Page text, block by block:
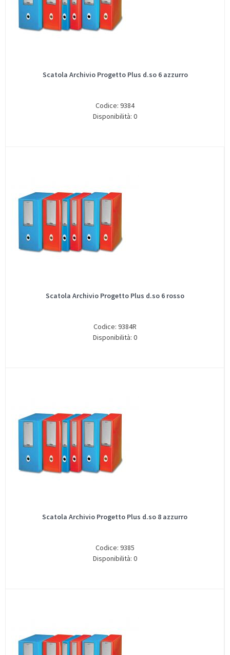
Scatola Archivio Progetto Plus d.so 6 azzurro
Codice: 9384
Disponibilità: 0
Scatola Archivio Progetto Plus d.so 6 rosso
Codice: 9384R
Disponibilità: 0
Scatola Archivio Progetto Plus d.so 8 azzurro
Codice: 9385
Disponibilità: 0